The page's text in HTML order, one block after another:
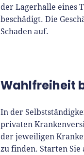
der Lagerhalle eines
beschädigt. Die
Schaden auf.
Wahlfreiheit
In der
privaten
der jeweiligen
zu finden. Starten Sie